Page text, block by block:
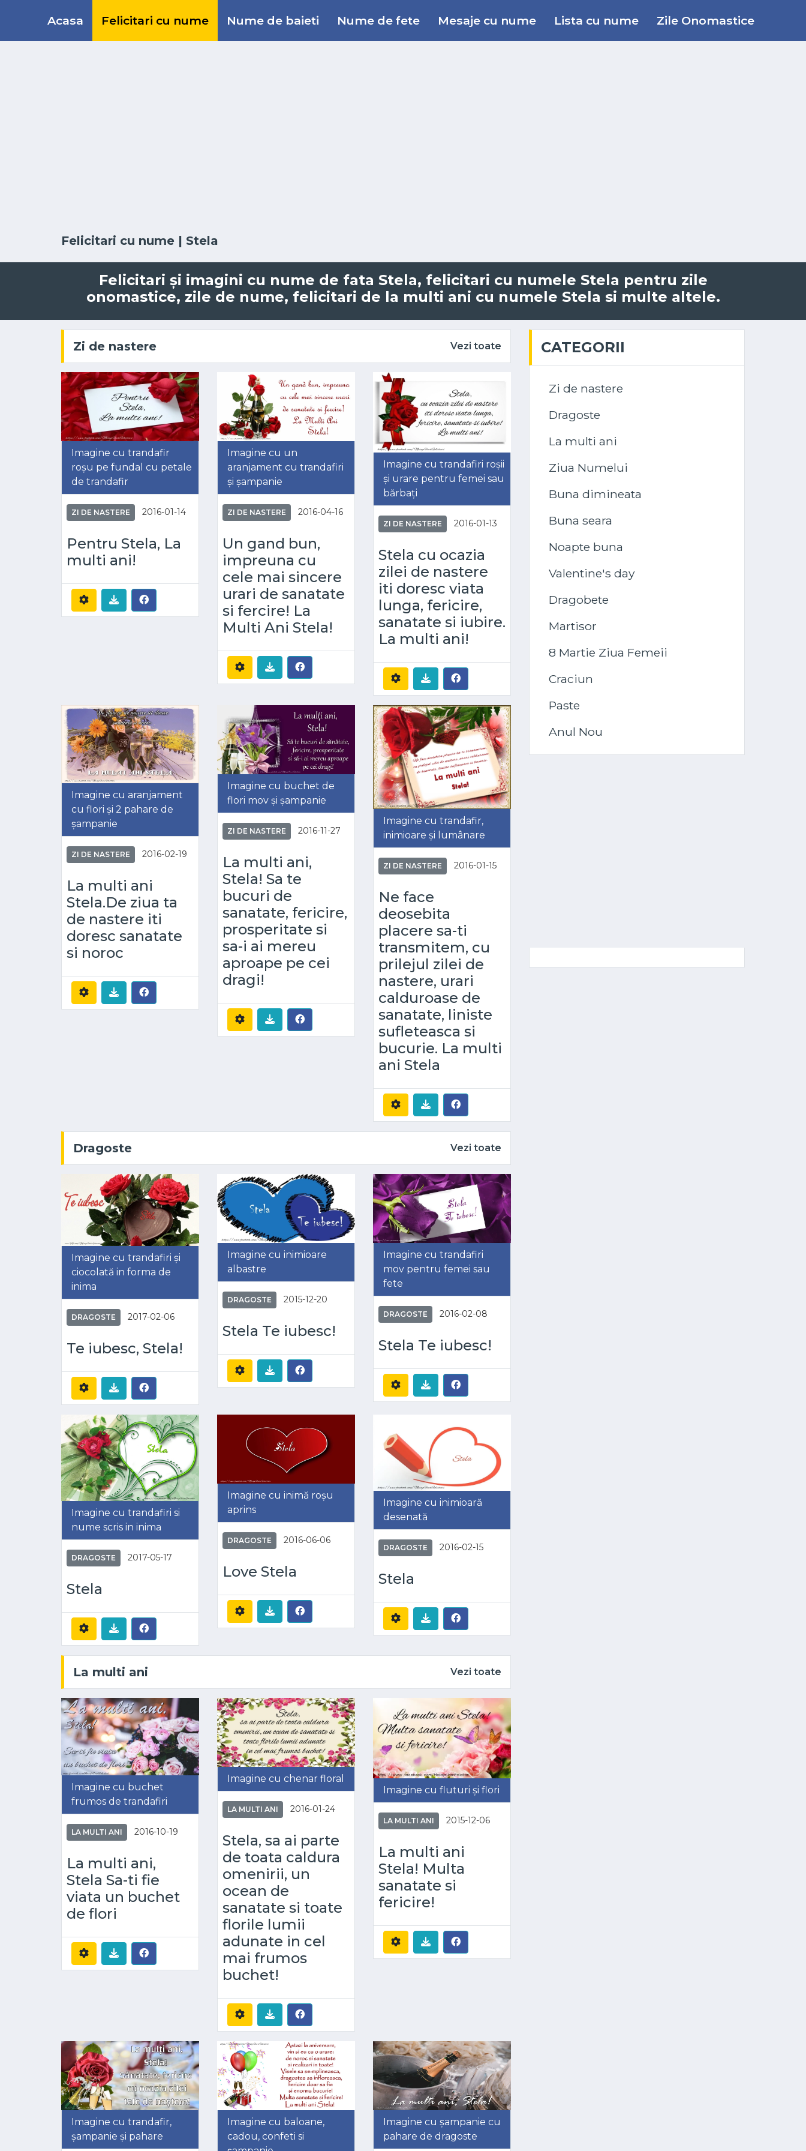
Acasa Felicitari cu nume Nume de baieti Nume de fete Mesaje cu nume Lista cu nume Zile Onomastice
Felicitari cu nume | Stela
Felicitari și imagini cu nume de fata Stela, felicitari cu numele Stela pentru zile
onomastice, zile de nume, felicitari de la multi ani cu numele Stela si multe altele.
Zi de nastere Vezi toate
Imagine cu trandafir
roșu pe fundal cu petale
de trandafir
ZI DE NASTERE 2016-01-14
Pentru Stela, La
multi ani!
Imagine cu un
aranjament cu trandafiri
și șampanie
ZI DE NASTERE 2016-04-16
Un gand bun,
impreuna cu
cele mai sincere
urari de sanatate
si fercire! La
Multi Ani Stela!
Imagine cu trandafiri roșii
și urare pentru femei sau
bărbați
ZI DE NASTERE 2016-01-13
Stela cu ocazia
zilei de nastere
iti doresc viata
lunga, fericire,
sanatate si iubire.
La multi ani!
Imagine cu aranjament
cu flori și 2 pahare de
șampanie
ZI DE NASTERE 2016-02-19
La multi ani
Stela.De ziua ta
de nastere iti
doresc sanatate
si noroc
Imagine cu buchet de
flori mov și șampanie
ZI DE NASTERE 2016-11-27
La multi ani,
Stela! Sa te
bucuri de
sanatate, fericire,
prosperitate si
sa-i ai mereu
aproape pe cei
dragi!
Imagine cu trandafir,
inimioare și lumânare
ZI DE NASTERE 2016-01-15
Ne face
deosebita
placere sa-ti
transmitem, cu
prilejul zilei de
nastere, urari
calduroase de
sanatate, liniste
sufleteasca si
bucurie. La multi
ani Stela
Dragoste Vezi toate
Imagine cu trandafiri și
ciocolată in forma de
inima
DRAGOSTE 2017-02-06
Te iubesc, Stela!
Imagine cu inimioare
albastre
DRAGOSTE 2015-12-20
Stela Te iubesc!
Imagine cu trandafiri
mov pentru femei sau
fete
DRAGOSTE 2016-02-08
Stela Te iubesc!
Imagine cu trandafiri si
nume scris in inima
DRAGOSTE 2017-05-17
Stela
Imagine cu inimă roșu
aprins
DRAGOSTE 2016-06-06
Love Stela
Imagine cu inimioară
desenată
DRAGOSTE 2016-02-15
Stela
La multi ani Vezi toate
Imagine cu buchet
frumos de trandafiri
LA MULTI ANI 2016-10-19
La multi ani,
Stela Sa-ti fie
viata un buchet
de flori
Imagine cu chenar floral
LA MULTI ANI 2016-01-24
Stela, sa ai parte
de toata caldura
omenirii, un
ocean de
sanatate si toate
florile lumii
adunate in cel
mai frumos
buchet!
Imagine cu fluturi și flori
LA MULTI ANI 2015-12-06
La multi ani
Stela! Multa
sanatate si
fericire!
Imagine cu trandafir,
șampanie și pahare
Imagine cu baloane,
cadou, confeti si
Imagine cu șampanie cu
pahare de dragoste
CATEGORII
Zi de nastere
Dragoste
La multi ani
Ziua Numelui
Buna dimineata
Buna seara
Noapte buna
Valentine's day
Dragobete
Martisor
8 Martie Ziua Femeii
Craciun
Paste
Anul Nou